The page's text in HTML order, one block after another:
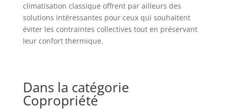
climatisation classique offrent par ailleurs des
solutions intéressantes pour ceux qui souhaitent
éviter les contraintes collectives tout en préservant
leur confort thermique.
Dans la catégorie
Copropriété